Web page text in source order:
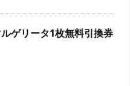
ルゲリータ1枚無料引換券